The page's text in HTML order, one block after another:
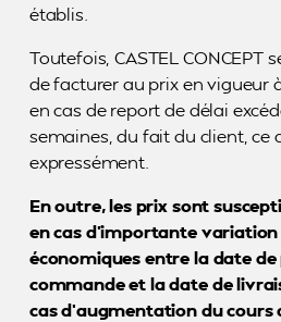
établis.
Toutefois, CASTEL CONCEPT
de facturer au prix en vigueur
en cas de report de délai
semaines, du fait du client, ce
expressément.
En outre, les prix sont
en cas d’importante
économiques entre la date
commande et la date de
cas d’augmentation du cours